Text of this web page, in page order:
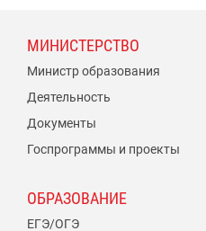
МИНИСТЕРСТВО
Министр образования
Деятельность
Документы
Госпрограммы и проекты
ОБРАЗОВАНИЕ
ЕГЭ/ОГЭ